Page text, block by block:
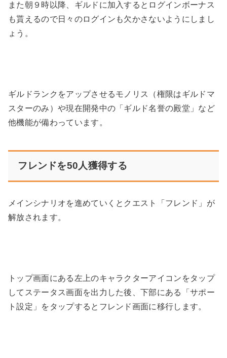
また朝９時以降、ギルドに加入するとログインボーナス
も貰えるので日々のログインも欠かさないようにしまし
ょう。
ギルドランクをアップさせるモノリス（権限はギルドマ
スターのみ）や現在開発中の「ギルド名誉の殿堂」など
他機能が備わっています。
フレンドを50人獲得する
メインシナリオを進めていくとクエスト「フレンド」が
解放されます。
トップ画面にある左上のキャラクターアイコンをタップ
してステータス画面を出力した後、下部にある「サポー
ト設定」をタップするとフレンド画面に移行します。